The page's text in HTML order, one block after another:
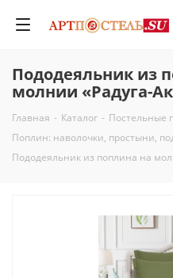
Пододеяльник из
молнии «Радуга-
Главная - Каталог - Постельные
Поплин: наволочки, простыни,
Пододеяльник из поплина на